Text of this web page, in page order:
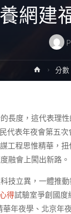
網建
Home分數
長度，這代表理
代表年夜會第五次
謀工程思惟精華，
融會上闖出新路。
技立異，一體推
得試驗室爭創國度
年夜學、北京年